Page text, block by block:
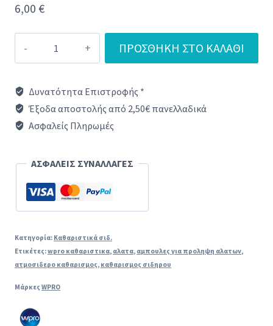
6,00 €
SIM005
για
Σύστημα
ποσότητα
ΠΡΟΣΘΉΚΗ ΣΤΟ ΚΑΛΆΘΙ
Δυνατότητα Επιστροφής *
Έξοδα αποστολής από 2,50€ πανελλαδικά
Ασφαλείς Πληρωμές
ΑΣΦΑΛΕΙΣ ΣΥΝΑΛΛΑΓΕΣ
Κατηγορία: Καθαριστικά σιδ.
Ετικέτες:wpro καθαριστικα, αλατα, αμπουλες για προληψη αλατων,
ατμοσιδερο καθαρισμος, καθαρισμος σιδηρου
Μάρκες WPRO